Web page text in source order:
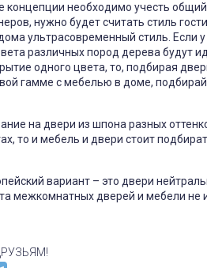
концепции необходимо учесть
нужно будет считать стиль
ультрасовременный стиль. Если
различных пород дерева будут
одного цвета, то, подбирая
гамме с мебелью в доме,
на двери из шпона разных
то и мебель и двери стоит
вариант – это двери
межкомнатных дверей и мебели не